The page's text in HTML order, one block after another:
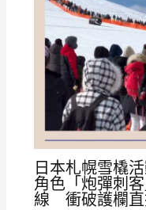
日本札幌雪橇
角色「炮彈刺
線 衝破護欄直